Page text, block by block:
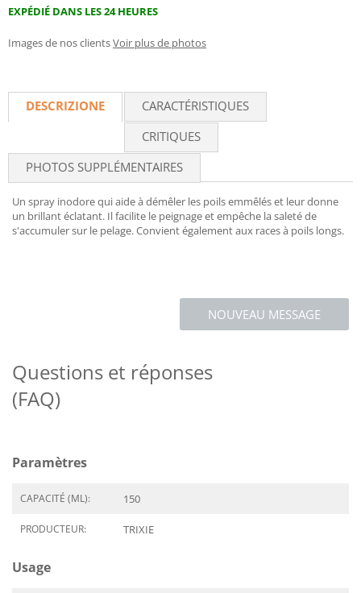
EXPÉDIÉ DANS LES 24 HEURES
Images de nos clientsVoir plus de photos
DESCRIZIONE
CARACTÉRISTIQUES
CRITIQUES
PHOTOS SUPPLÉMENTAIRES
Un spray inodore qui aide à démêler les poils emmêlés et leur donne
un brillant éclatant. Il facilite le peignage et empêche la saleté de
s'accumuler sur le pelage. Convient également aux races à poils longs.
NOUVEAU MESSAGE
Questions et réponses
(FAQ)
Paramètres
CAPACITÉ (ML): 150
PRODUCTEUR: TRIXIE
Usage